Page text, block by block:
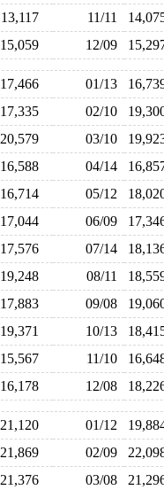
13,117 11/11
15,059 12/09
17,466 01/13
17,335 02/10
20,579 03/10
16,588 04/14
16,714 05/12
17,044 06/09
17,576 07/14
19,248 08/11
17,883 09/08
19,371 10/13
15,567 11/10
16,178 12/08
21,120 01/12
21,869 02/09
21,376 03/08